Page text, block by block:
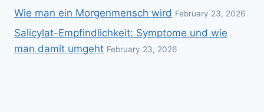
Wie man ein Morgenmensch wird February 23, 2026
Salicylat-Empfindlichkeit: Symptome und wie
man damit umgeht February 23, 2026